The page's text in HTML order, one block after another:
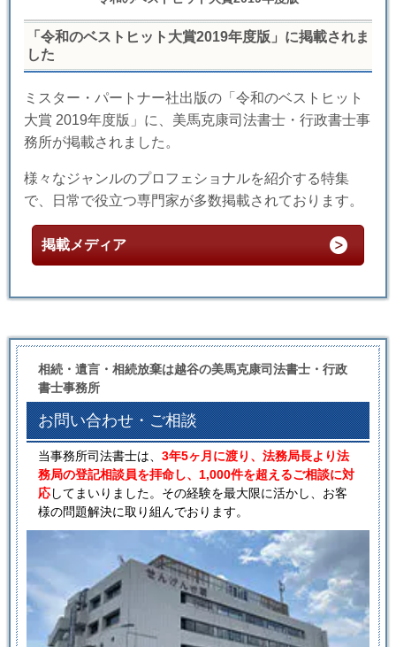
「令和のベストヒット大賞2019年度版」に掲載されま
した
ミスター・パートナー社出版の「令和のベストヒット
大賞 2019年度版」に、美馬克康司法書士・行政書士事
務所が掲載されました。
様々なジャンルのプロフェショナルを紹介する特集
で、日常で役立つ専門家が多数掲載されております。
掲載メディア
相続・遺言・相続放棄は越谷の美馬克康司法書士・行政
書士事務所
お問い合わせ・ご相談
当事務所司法書士は、 3年5ヶ月に渡り、法務局長より法
務局の登記相談員を拝命し、1,000件を超えるご相談に対
応してまいりました。その経験を最大限に活かし、お客
様の問題解決に取り組んでおります。